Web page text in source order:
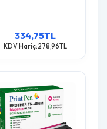
334,75TL
KDV Hariç:278,96TL